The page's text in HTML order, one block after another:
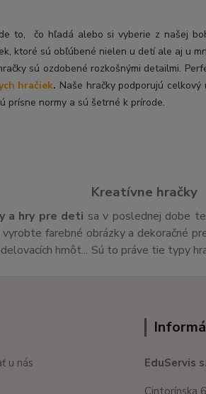
to, čo hľadá alebo si vyberie z našej
ktoré sú obľúbené nielen u detí ale aj u
sú ozdobené rozkošnými detailmi.
hračiek. Naše hračky podporujú
prísne normy a sú šetrné k prírode.
Kreatívne hračky
a hry pre deti sa v poslednej dobe
farebné obrázky a dekoračné
hmôt... Sú to práve tie typy
u nás
EduServis
Cintorínska